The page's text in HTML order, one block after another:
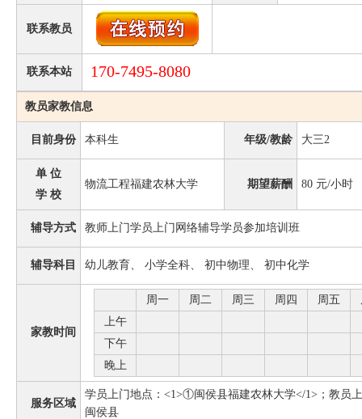
联系教员
联系本站 170-7495-8080
教员家教信息
目前身份 本科生 年级/教龄 大三2
单 位
学 校
物流工程福建农林大学 期望薪酬 80 元/小时
辅导方式 教师上门学员上门网络辅导学员参加培训班
辅导科目 幼儿教育、 小学全科、 初中物理、 初中化学
家教时间
周一 周二 周三 周四 周五
上午
下午
晚上
服务区域
学员上门地点：<1>①闽侯县福建农林大学</1>；教员
闽侯县